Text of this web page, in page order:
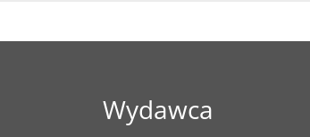
Wydawca